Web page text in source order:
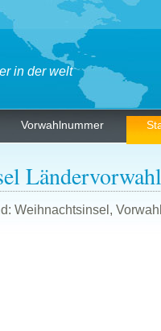
in der welt
Vorwahlnummer
Ländervorwahl
Weihnachtsinsel,